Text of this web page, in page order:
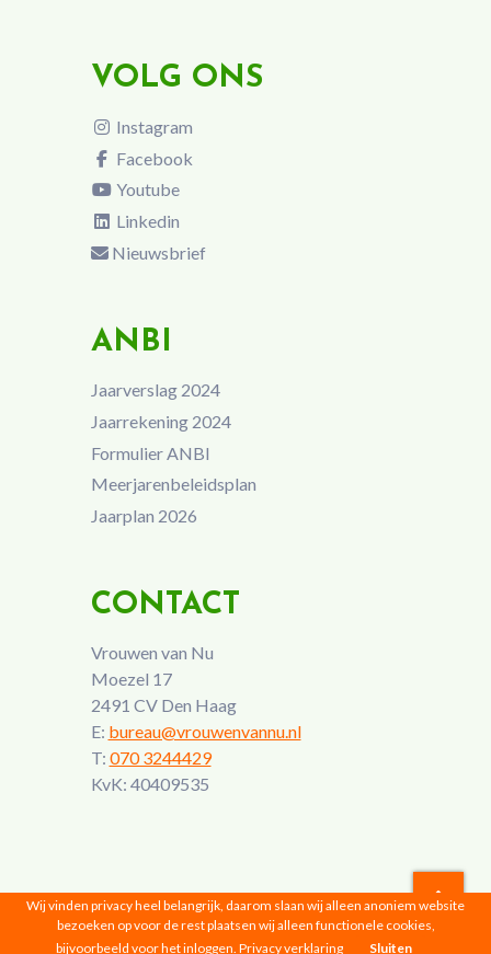
VOLG ONS
Instagram
Facebook
Youtube
Linkedin
Nieuwsbrief
ANBI
Jaarverslag 2024
Jaarrekening 2024
Formulier ANBI
Meerjarenbeleidsplan
Jaarplan 2026
CONTACT
Vrouwen van Nu
Moezel 17
2491 CV Den Haag
E: bureau@vrouwenvannu.nl
T: 070 3244429
KvK: 40409535
Vrouwen van Nu © 2026 |Privacyverklaring
Wij vinden privacy heel belangrijk, daarom slaan wij alleen anoniem website
bezoeken op voor de rest plaatsen wij alleen functionele cookies,
bijvoorbeeld voor het inloggen. Privacy verklaring Sluiten